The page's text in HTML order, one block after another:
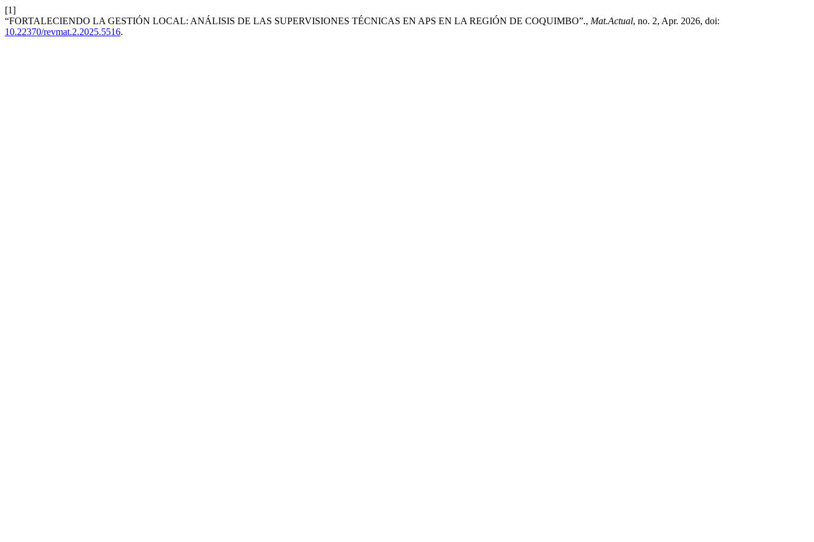
[1]
“FORTALECIENDO LA GESTIÓN LOCAL: ANÁLISIS DE LAS SUPERVISIONES TÉCNICAS EN APS EN LA REGIÓN DE COQUIMBO”., Mat.Actual, no. 2, Apr. 2026, doi:
10.22370/revmat.2.2025.5516.